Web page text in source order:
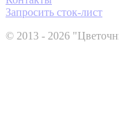
Запросить сток-лист
© 2013 - 2026